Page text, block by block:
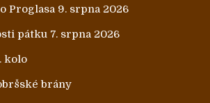
Proglasa 9. srpna 2026
pátku 7. srpna 2026
kolo
brány